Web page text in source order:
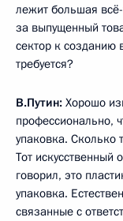
лежит большая всё-
за выпущенный
сектор к созданию
требуется?
В.Путин: Хорошо
профессионально,
упаковка. Сколько
Тот искусственный
говорил, это
упаковка.
связанные с